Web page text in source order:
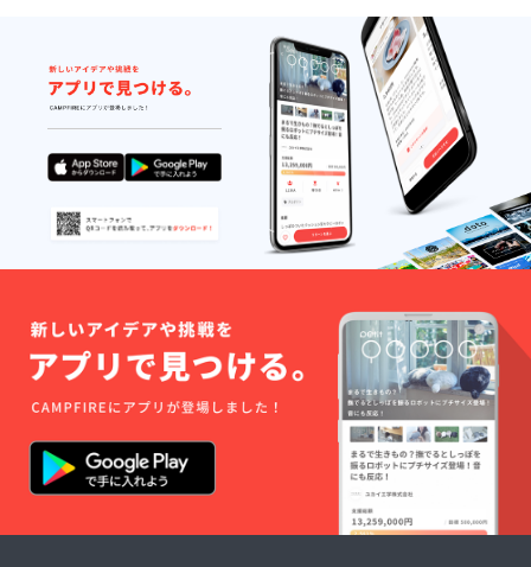
造）
（一緒
にお送
りいた
しま
す）
書・希
望者の
み） ・
聚楽第
まちめ
ぐり
マップ
【当店
(大榮)よ
り特別
提供】
・ 純米
大吟醸
聚楽第
エディ
ション
300ml
（佐々
木酒
造）
（一緒
にお送
りいた
しま
上専用
貼り外
箱 大
（滝和
紙店）
・感
謝、お
礼メー
ル ・ご
支援者
皆様の
お名前
を豊国
神社へ
に奉納
(葉月
書・希
望者の
み） ・
聚楽第
まちめ
ぐり
マップ
り特別
（長岡
京屋根
工事）
・太閤
献上特
注 飾り
畳（太
田畳店/
かねた
屋渓商
店/もり
さん）
・太閤
献上特
ウォー
ルパネ
ル(京か
らかみ
丸二) ・
太閤献
上専用
貼り外
箱 大
紙店）
・感
謝、お